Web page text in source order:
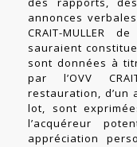
annonces
CRAIT-
sauraient
sont données à
par l’OVV
restauration, d’un
lot, sont
l’acquéreur
appréciation